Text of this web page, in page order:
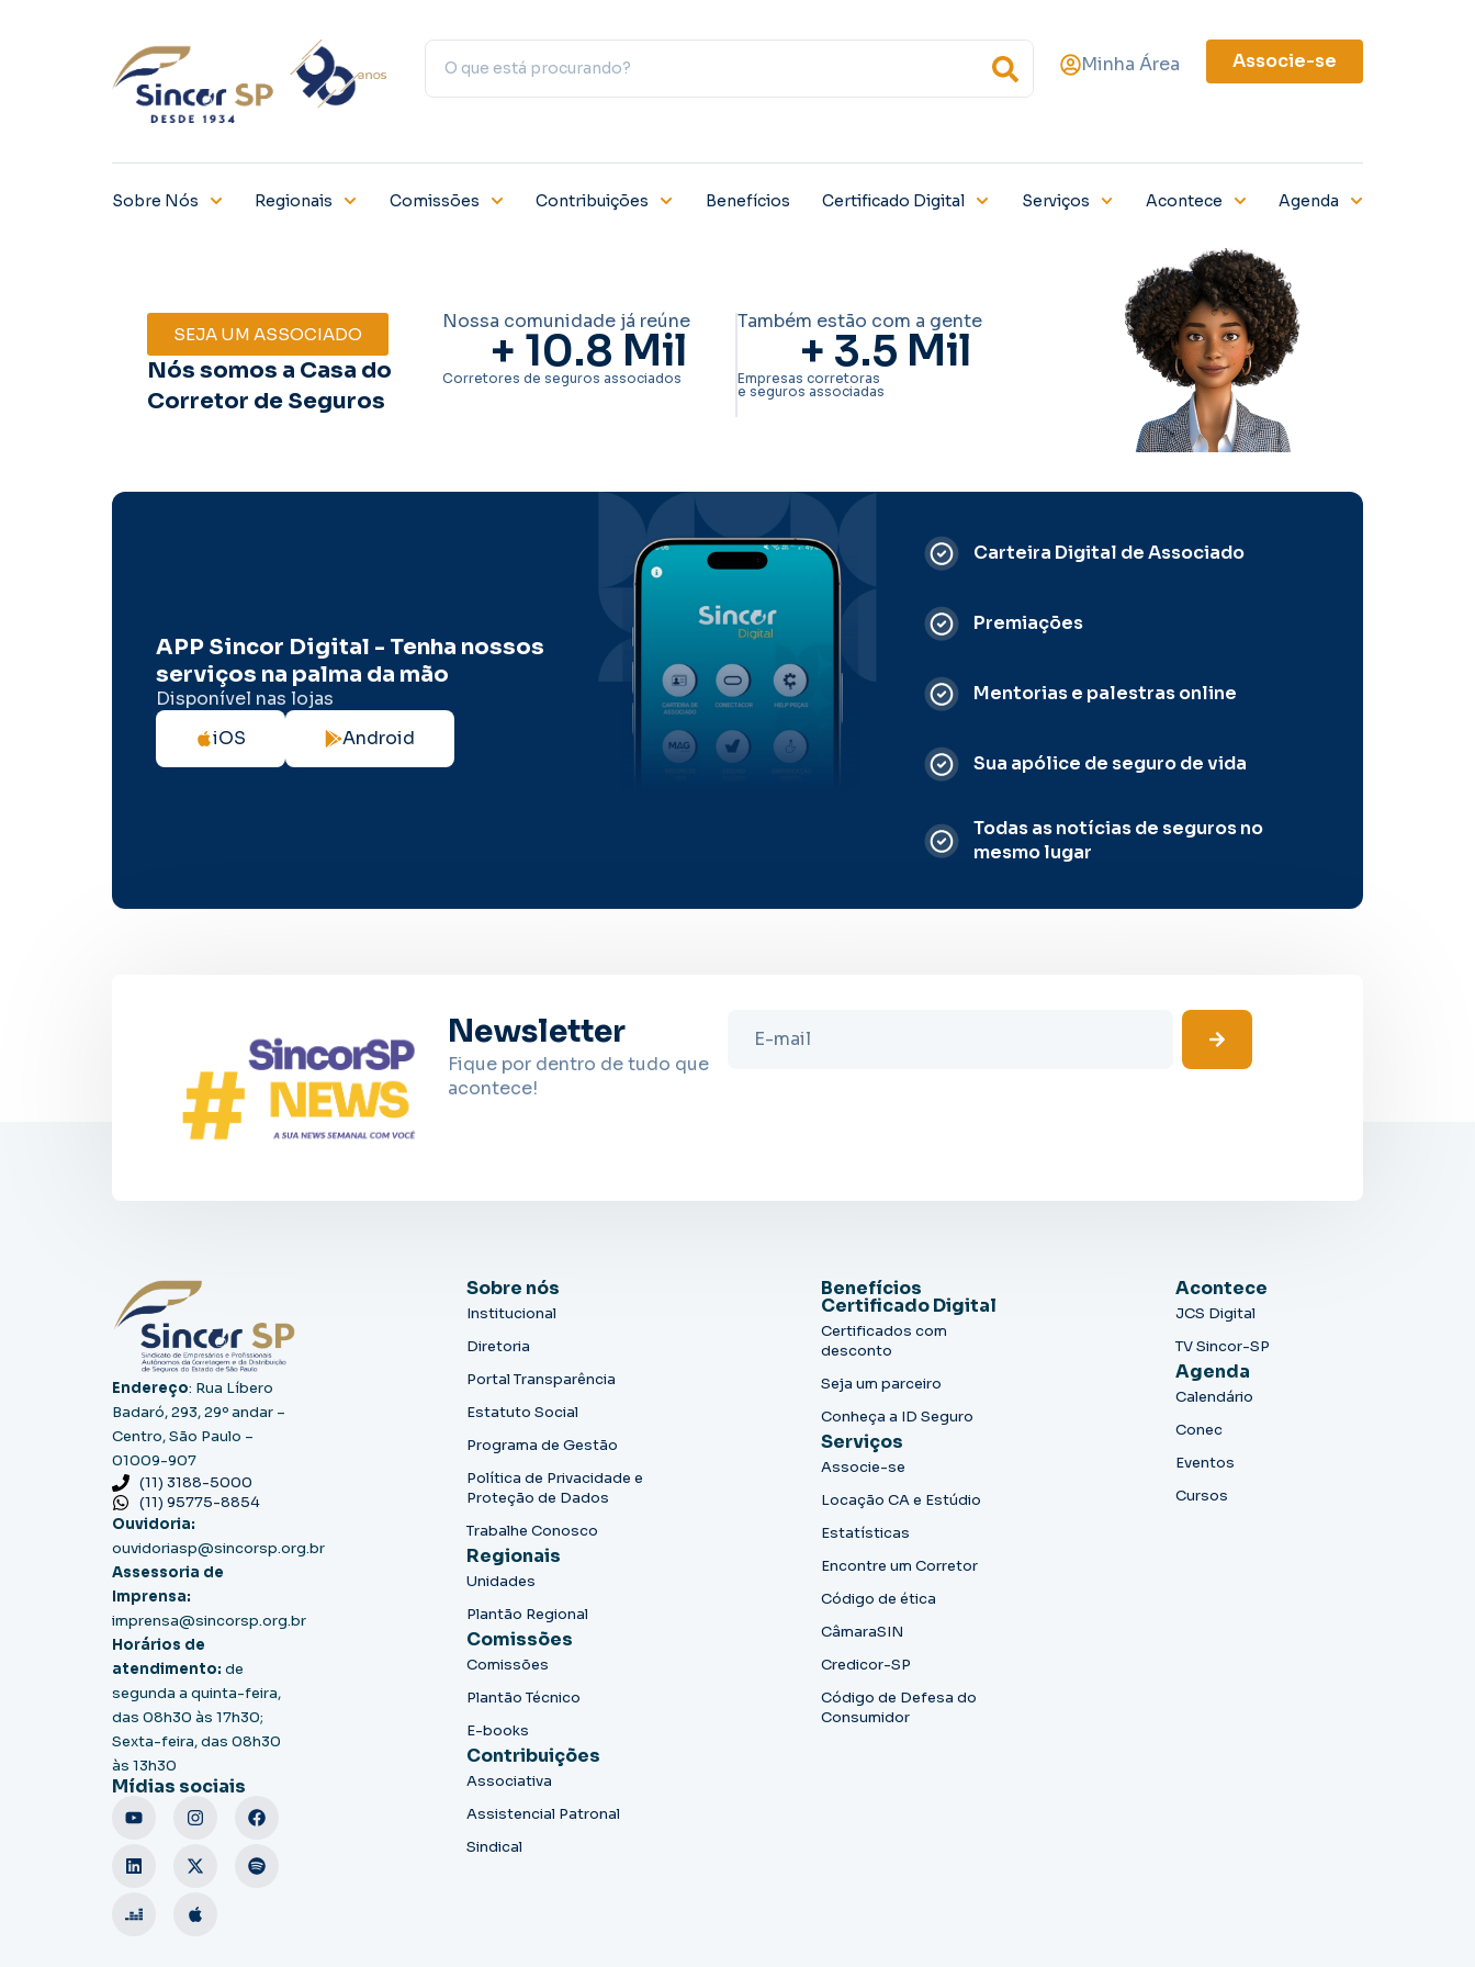
Minha Área Associe-se
Sobre Nós Regionais Comissões Contribuições Benefícios Certificado Digital Serviços Acontece Agenda
SEJA UM ASSOCIADO
Nós somos a Casa do
Corretor de Seguros
Nossa comunidade já reúne
+ 10.8 Mil
Corretores de seguros associados
Também estão com a gente
+ 3.5 Mil
Empresas corretoras
e seguros associadas
APP Sincor Digital - Tenha nossos
serviços na palma da mão
Disponível nas lojas
iOS
Android
Carteira Digital de Associado
Premiações
Mentorias e palestras online
Sua apólice de seguro de vida
Todas as notícias de seguros no
mesmo lugar
Newsletter
Fique por dentro de tudo que
acontece!
Endereço: Rua Líbero
Badaró, 293, 29º andar –
Centro, São Paulo –
01009-907
(11) 3188-5000
(11) 95775-8854
Ouvidoria:
ouvidoriasp@sincorsp.org.br
Assessoria de
Imprensa:
imprensa@sincorsp.org.br
Horários de
atendimento: de
segunda a quinta-feira,
das 08h30 às 17h30;
Sexta-feira, das 08h30
às 13h30
Mídias sociais
Sobre nós
Institucional
Diretoria
Portal Transparência
Estatuto Social
Programa de Gestão
Política de Privacidade e
Proteção de Dados
Trabalhe Conosco
Regionais
Unidades
Plantão Regional
Comissões
Comissões
Plantão Técnico
E-books
Contribuições
Associativa
Assistencial Patronal
Sindical
Benefícios
Certificado Digital
Certificados com
desconto
Seja um parceiro
Conheça a ID Seguro
Serviços
Associe-se
Locação CA e Estúdio
Estatísticas
Encontre um Corretor
Código de ética
CâmaraSIN
Credicor-SP
Código de Defesa do
Consumidor
Acontece
JCS Digital
TV Sincor-SP
Agenda
Calendário
Conec
Eventos
Cursos